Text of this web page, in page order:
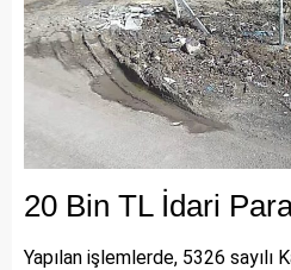
20 Bin TL İdari
Yapılan işlemlerde, 5326 sayılı